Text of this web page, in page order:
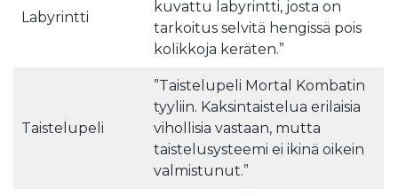
Labyrintti
kuvattu labyrintti, josta on
tarkoitus selvitä hengissä pois
kolikkoja keräten.”
Taistelupeli
”Taistelupeli Mortal Kombatin
tyyliin. Kaksintaistelua erilaisia
vihollisia vastaan, mutta
taistelusysteemi ei ikinä oikein
valmistunut.”